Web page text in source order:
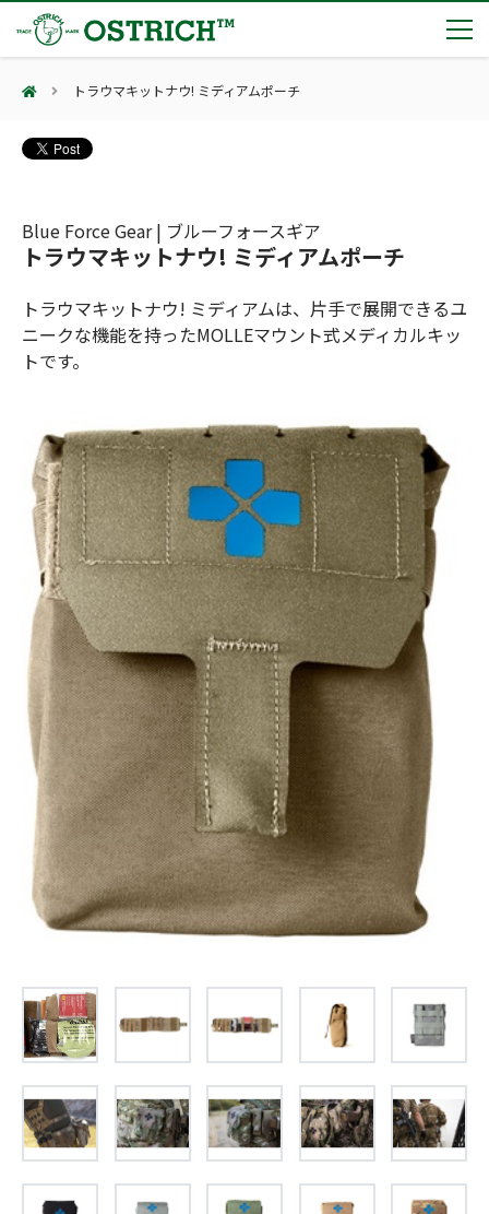
製品カテゴリー
輸血保冷庫
(Bear Avoidance)
防刃対策
(Cut Resistant)
止血・止血キット
(Massive Hemorrhage)
気道管理
(Airway)
循環管理
(Circulation)
低体温防止
(Hypothermia)
もっと見る
製品をキーワードで検索
検索
夏季休業のお知らせ
第7回 地域×Tech東北 ご来場ありがとうございました！
2展示会【①危機管理産業展(RISCON TOKYO)2026】【②テロ対策特殊装備展（SEECAT）】に同時出展いたします
オーストリッチ熊対策カタログ
総合カタログ掲載のお知らせ
もっと見る
会社案内
会社案内
会社概要
カタログ
採用情報（外部サイトに移動します）
お問合せ
見積り
オンラインショップ
English 日本語
CLOSE
トラウマキットナウ! ミディアムポーチ
Blue Force Gear | ブルーフォースギア
トラウマキットナウ! ミディアムポーチ
トラウマキットナウ! ミディアムは、片手で展開できるユ
ニークな機能を持ったMOLLEマウント式メディカルキッ
トです。